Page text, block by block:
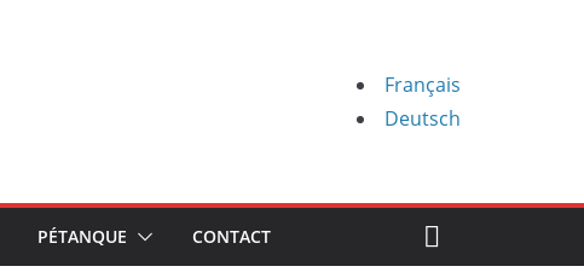
Français
Deutsch
PÉTANQUE CONTACT